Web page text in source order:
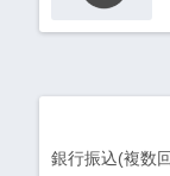
銀行振込(複数